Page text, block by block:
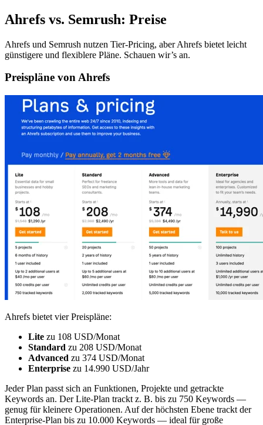
Ahrefs vs. Semrush: Preise
Ahrefs und Semrush nutzen Tier-Pricing, aber Ahrefs bietet leicht
günstigere und flexiblere Pläne. Schauen wir’s an.
Preispläne von Ahrefs
Ahrefs bietet vier Preispläne:
Lite zu 108 USD/Monat
Standard zu 208 USD/Monat
Advanced zu 374 USD/Monat
Enterprise zu 14.990 USD/Jahr
Jeder Plan passt sich an Funktionen, Projekte und getrackte
Keywords an. Der Lite-Plan trackt z. B. bis zu 750 Keywords —
genug für kleinere Operationen. Auf der höchsten Ebene trackt der
Enterprise-Plan bis zu 10.000 Keywords — ideal für große